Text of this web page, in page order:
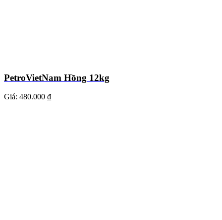
PetroVietNam Hồng 12kg
Giá: 480.000 ₫